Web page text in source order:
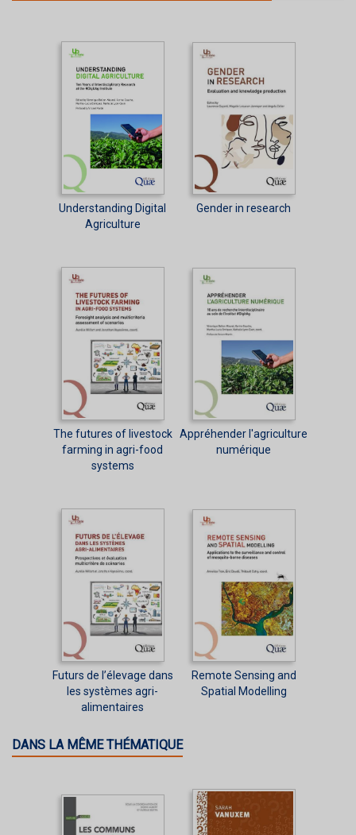
Understanding Digital
Agriculture
Gender in research
The futures of livestock
farming in agri-food
systems
Appréhender l'agriculture
numérique
Futurs de l’élevage dans
les systèmes agri-
alimentaires
Remote Sensing and
Spatial Modelling
DANS LA MÊME THÉMATIQUE